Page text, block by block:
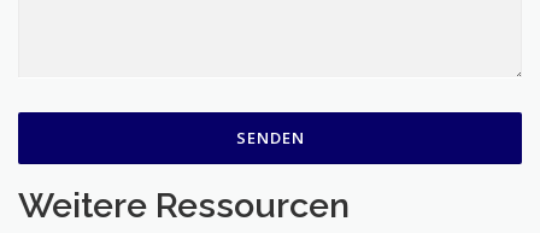
Weitere Ressourcen